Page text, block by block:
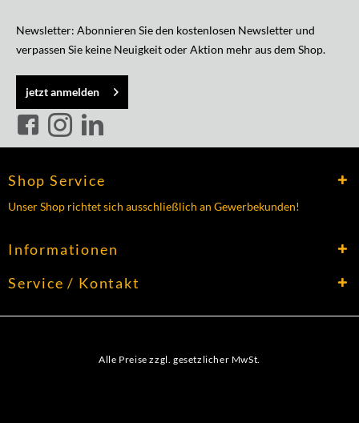
Newsletter: Abonnieren Sie den kostenlosen Newsletter und
verpassen Sie keine Neuigkeit oder Aktion mehr aus dem Shop.
jetzt anmelden
Shop Service
Unser Shop richtet sich ausschließlich an Gewerbekunden!
Informationen
Service / Kontakt
Alle Preise zzgl. gesetzlicher MwSt.